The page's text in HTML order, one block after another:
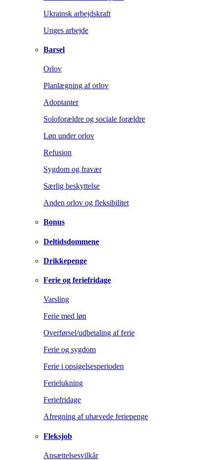
Ukrainsk arbejdskraft
Unges arbejde
Barsel
Orlov
Planlægning af orlov
Adoptanter
Soloforældre og sociale forældre
Løn under orlov
Refusion
Sygdom og fravær
Særlig beskyttelse
Anden orlov og fleksibilitet
Bonus
Deltidsdommene
Drikkepenge
Ferie og feriefridage
Varsling
Ferie med løn
Overførsel/udbetaling af ferie
Ferie og sygdom
Ferie i opsigelsesperioden
Ferielukning
Feriefridage
Afregning af uhævede feriepenge
Fleksjob
Ansættelsesvilkår